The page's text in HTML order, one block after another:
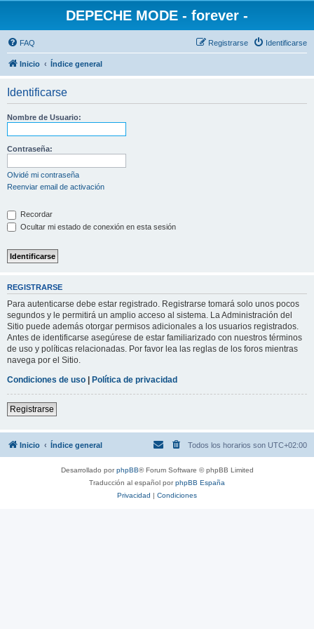
DEPECHE MODE - forever -
FAQ Identificarse
Registrarse
Inicio Índice general
Identificarse
Nombre de Usuario:
Contraseña:
Olvidé mi contraseña
Reenviar email de activación
Recordar
Ocultar mi estado de conexión en esta sesión
REGISTRARSE
Para autenticarse debe estar registrado. Registrarse tomará solo unos pocos
segundos y le permitirá un amplio acceso al sistema. La Administración del
Sitio puede además otorgar permisos adicionales a los usuarios registrados.
Antes de identificarse asegúrese de estar familiarizado con nuestros términos
de uso y políticas relacionadas. Por favor lea las reglas de los foros mientras
navega por el Sitio.
Condiciones de uso | Política de privacidad
Registrarse
Inicio Índice general Todos los horarios son UTC+02:00
Desarrollado porphpBB® Forum Software © phpBB Limited
Traducción al español porphpBB España
Privacidad | Condiciones